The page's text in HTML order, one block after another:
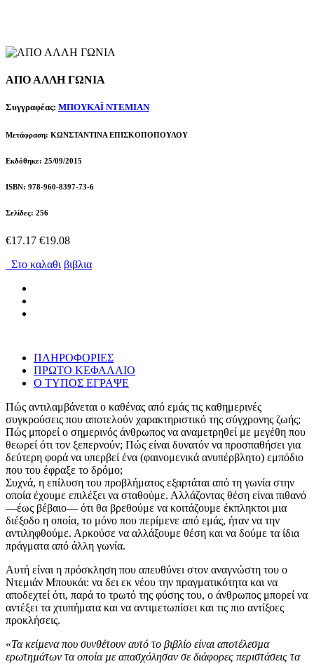
ΑΠΟ ΑΛΛΗ ΓΩΝΙΑ
Συγγραφέας: ΜΠΟΥΚΑΪ ΝΤΕΜΙΑΝ
Μετάφραση: ΚΩΝΣΤΑΝΤΙΝΑ ΕΠΙΣΚΟΠΟΠΟΥΛΟΥ
Εκδόθηκε: 25/09/2015
ISBN: 978-960-8397-73-6
Σελίδες: 256
€17.17 €19.08
Στο καλαθι βιβλια
ΠΛΗΡΟΦΟΡΙΕΣ
ΠΡΩΤΟ ΚΕΦΑΛΑΙΟ
Ο ΤΥΠΟΣ ΕΓΡΑΨΕ
Πώς αντιλαμβάνεται ο καθένας από εμάς τις καθημερινές
συγκρούσεις που αποτελούν χαρακτηριστικό της σύγχρονης ζωής;
Πώς μπορεί ο σημερινός άνθρωπος να αναμετρηθεί με μεγέθη που
θεωρεί ότι τον ξεπερνούν; Πώς είναι δυνατόν να προσπαθήσει για
δεύτερη φορά να υπερβεί ένα (φαινομενικά ανυπέρβλητο) εμπόδιο
που του έφραξε το δρόμο;
Συχνά, η επίλυση του προβλήματος εξαρτάται από τη γωνία στην
οποία έχουμε επιλέξει να σταθούμε. Αλλάζοντας θέση είναι πιθανό
—έως βέβαιο— ότι θα βρεθούμε να κοιτάζουμε έκπληκτοι μια
διέξοδο η οποία, το μόνο που περίμενε από εμάς, ήταν να την
αντιληφθούμε. Αρκούσε να αλλάξουμε θέση και να δούμε τα ίδια
πράγματα από άλλη γωνία.
Αυτή είναι η πρόσκληση που απευθύνει στον αναγνώστη του ο
Ντεμιάν Μπουκάι: να δει εκ νέου την πραγματικότητα και να
αποδεχτεί ότι, παρά το τρωτό της φύσης του, ο άνθρωπος μπορεί να
αντέξει τα χτυπήματα και να αντιμετωπίσει και τις πιο αντίξοες
προκλήσεις.
«Τα κείµενα που συνθέτουν αυτό το βιβλίο είναι αποτέλεσµα
ερωτηµάτων τα οποία µε απασχόλησαν σε διάφορες περιστάσεις τα